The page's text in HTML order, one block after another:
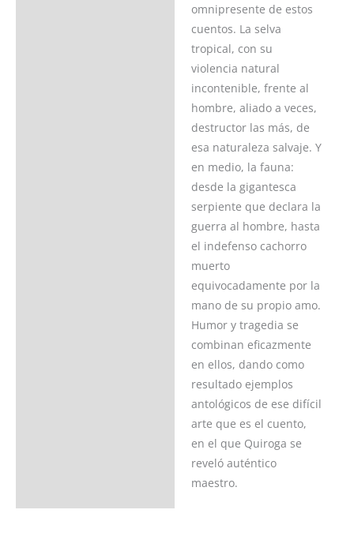
omnipresente de estos
cuentos. La selva
tropical, con su
violencia natural
incontenible, frente al
hombre, aliado a veces,
destructor las más, de
esa naturaleza salvaje. Y
en medio, la fauna:
desde la gigantesca
serpiente que declara la
guerra al hombre, hasta
el indefenso cachorro
muerto
equivocadamente por la
mano de su propio amo.
Humor y tragedia se
combinan eficazmente
en ellos, dando como
resultado ejemplos
antológicos de ese difícil
arte que es el cuento,
en el que Quiroga se
reveló auténtico
maestro.